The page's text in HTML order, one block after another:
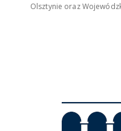
Olsztynie oraz